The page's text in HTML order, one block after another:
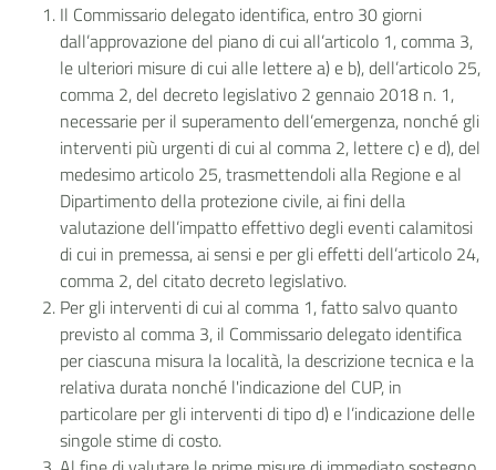
Il Commissario delegato identifica, entro 30 giorni
dall’approvazione del piano di cui all’articolo 1, comma 3,
le ulteriori misure di cui alle lettere a) e b), dell’articolo 25,
comma 2, del decreto legislativo 2 gennaio 2018 n. 1,
necessarie per il superamento dell’emergenza, nonché gli
interventi più urgenti di cui al comma 2, lettere c) e d), del
medesimo articolo 25, trasmettendoli alla Regione e al
Dipartimento della protezione civile, ai fini della
valutazione dell’impatto effettivo degli eventi calamitosi
di cui in premessa, ai sensi e per gli effetti dell’articolo 24,
comma 2, del citato decreto legislativo.
Per gli interventi di cui al comma 1, fatto salvo quanto
previsto al comma 3, il Commissario delegato identifica
per ciascuna misura la località, la descrizione tecnica e la
relativa durata nonché l'indicazione del CUP, in
particolare per gli interventi di tipo d) e l’indicazione delle
singole stime di costo.